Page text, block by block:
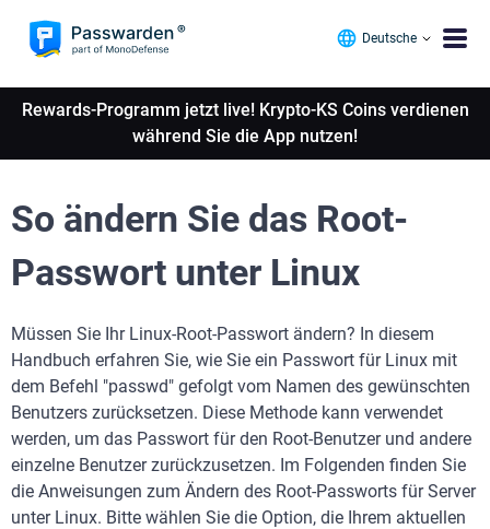
Deutsche
Rewards-Programm jetzt live! Krypto-KS Coins verdienen
während Sie die App nutzen!
So ändern Sie das Root-
Passwort unter Linux
Müssen Sie Ihr Linux-Root-Passwort ändern? In diesem
Handbuch erfahren Sie, wie Sie ein Passwort für Linux mit
dem Befehl "passwd" gefolgt vom Namen des gewünschten
Benutzers zurücksetzen. Diese Methode kann verwendet
werden, um das Passwort für den Root-Benutzer und andere
einzelne Benutzer zurückzusetzen. Im Folgenden finden Sie
die Anweisungen zum Ändern des Root-Passworts für Server
unter Linux. Bitte wählen Sie die Option, die Ihrem aktuellen